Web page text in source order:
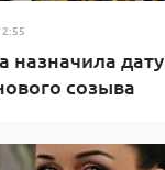
назначила
созыва